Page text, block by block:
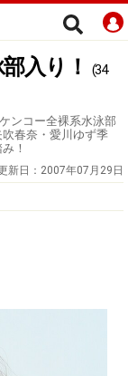
入り！
(34
ンコー全裸系水泳部
春奈・愛川ゆず季
！
新日： 2007年07月29日